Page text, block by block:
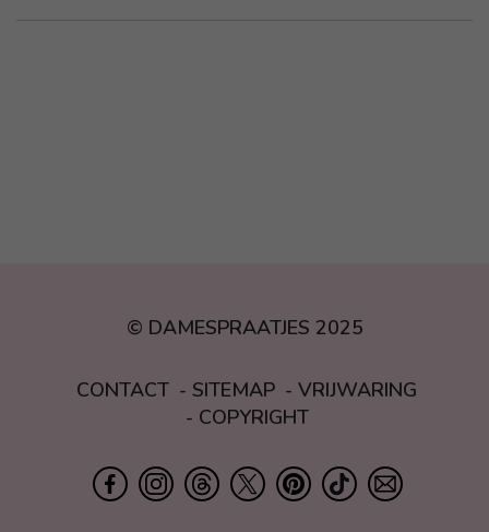
© DAMESPRAATJES 2025
CONTACT SITEMAP
VRIJWARING
COPYRIGHT